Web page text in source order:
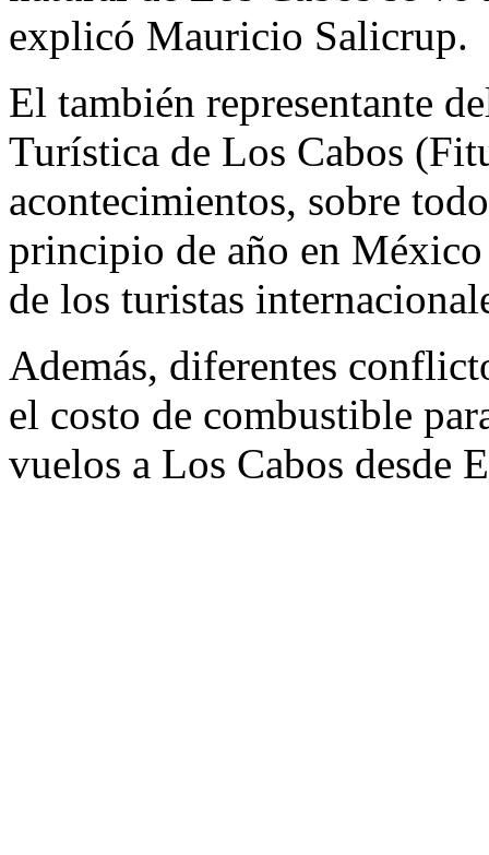
explicó Mauricio Salicrup.
El también representante
Turística de Los Cabos
acontecimientos, sobre
principio de año en
de los turistas
Además, diferentes
el costo de combustible
vuelos a Los Cabos desde